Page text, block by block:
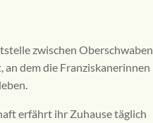
zwischen Oberschwaben
dem die Franziskanerinnen
erfährt ihr Zuhause täglich